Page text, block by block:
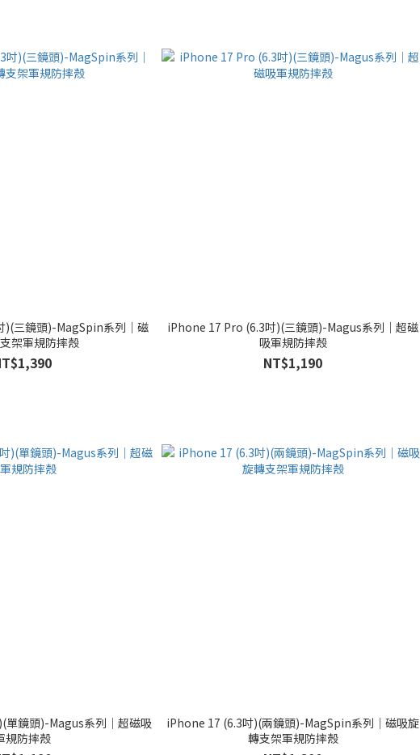
)(三鏡頭)-MagSpin系列｜磁
架軍規防摔殼
iPhone 17 Pro (6.3吋)(三鏡頭)-Magus系列｜超磁
吸軍規防摔殼
NT$1,190
單鏡頭)-Magus系列｜超磁吸
規防摔殼
iPhone 17 (6.3吋)(兩鏡頭)-MagSpin系列｜磁吸旋
轉支架軍規防摔殼